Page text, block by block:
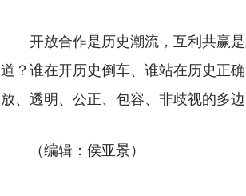
开放合作是历史潮流，互利共赢是
道？谁在开历史倒车、谁站在历史正
放、透明、公正、包容、非歧视的多
（编辑：侯亚景）